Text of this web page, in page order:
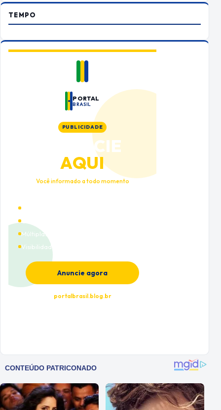
TEMPO
PORTAL
BRASIL
PUBLICIDADE
ANUNCIE
AQUI
Você informado a todo momento
Múltiplas categorias
Visibilidade premium
Anuncie agora
portalbrasil.blog.br